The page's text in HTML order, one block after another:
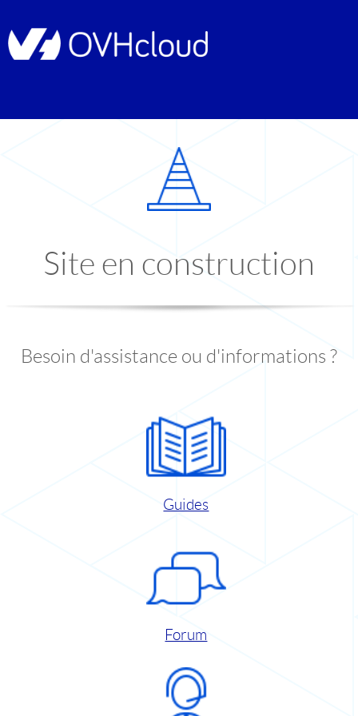
Site en construction
Besoin d'assistance ou d'informations ?
Guides
Forum